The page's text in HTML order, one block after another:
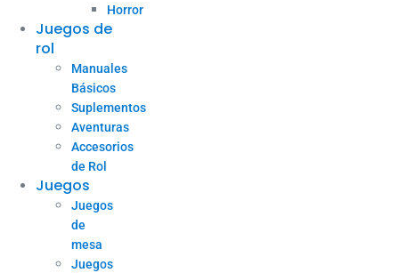
Horror
Juegos de
rol
Manuales
Básicos
Suplementos
Aventuras
Accesorios
de Rol
Juegos
Juegos
de
mesa
Juegos